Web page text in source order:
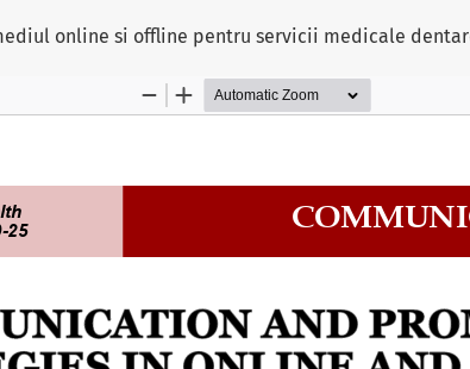
online si offline pentru servicii medicale